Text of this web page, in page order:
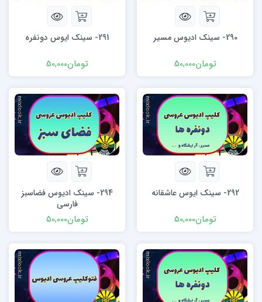
290- سینک ادیوس مسیر
تومان50,000
291- سینک ایوس دونفره
تومان50,000
292- سینک ایوس عاشقانه
تومان50,000
294- سینک ادیوس فضاسبز
فارسی
تومان50,000